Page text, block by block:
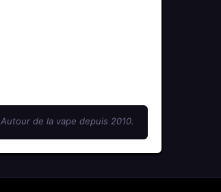
Autour de la vape depuis 2010.